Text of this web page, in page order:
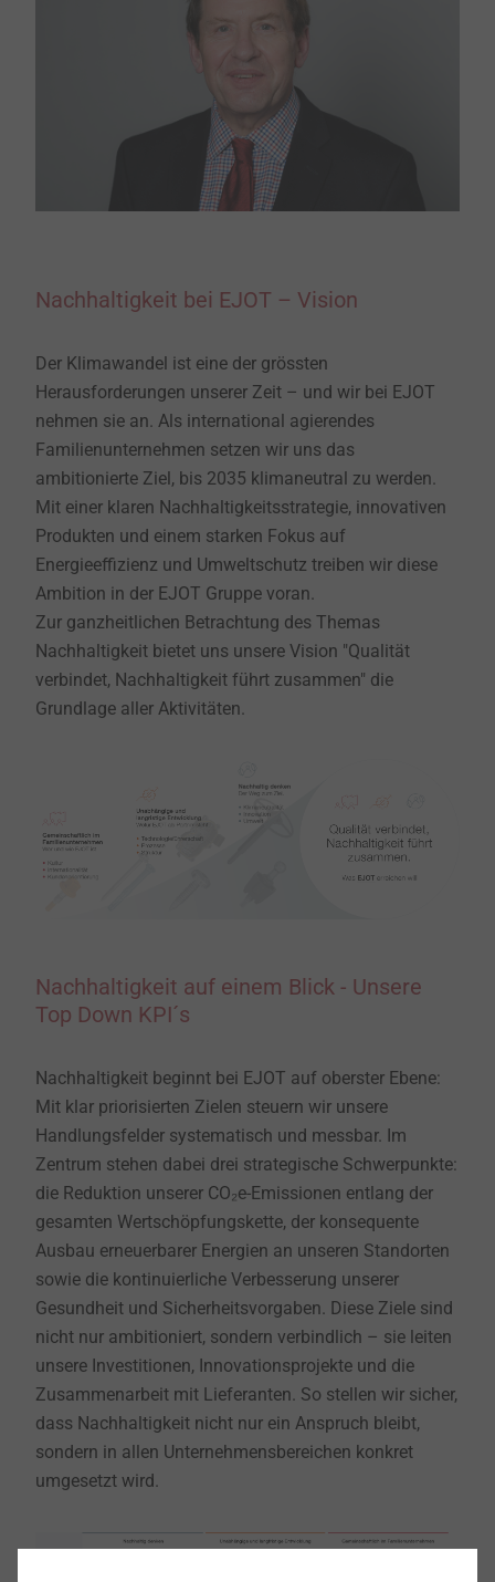
Nachhaltigkeit bei EJOT – Vision
Der Klimawandel ist eine der grössten
Herausforderungen unserer Zeit – und wir bei EJOT
nehmen sie an. Als international agierendes
Familienunternehmen setzen wir uns das
ambitionierte Ziel, bis 2035 klimaneutral zu werden.
Mit einer klaren Nachhaltigkeitsstrategie, innovativen
Produkten und einem starken Fokus auf
Energieeffizienz und Umweltschutz treiben wir diese
Ambition in der EJOT Gruppe voran.
Zur ganzheitlichen Betrachtung des Themas
Nachhaltigkeit bietet uns unsere Vision "Qualität
verbindet, Nachhaltigkeit führt zusammen" die
Grundlage aller Aktivitäten.
Nachhaltigkeit auf einem Blick - Unsere
Top Down KPI´s
Nachhaltigkeit beginnt bei EJOT auf oberster Ebene:
Mit klar priorisierten Zielen steuern wir unsere
Handlungsfelder systematisch und messbar. Im
Zentrum stehen dabei drei strategische Schwerpunkte:
die Reduktion unserer CO₂e-Emissionen entlang der
gesamten Wertschöpfungskette, der konsequente
Ausbau erneuerbarer Energien an unseren Standorten
sowie die kontinuierliche Verbesserung unserer
Gesundheit und Sicherheitsvorgaben. Diese Ziele sind
nicht nur ambitioniert, sondern verbindlich – sie leiten
unsere Investitionen, Innovationsprojekte und die
Zusammenarbeit mit Lieferanten. So stellen wir sicher,
dass Nachhaltigkeit nicht nur ein Anspruch bleibt,
sondern in allen Unternehmensbereichen konkret
umgesetzt wird.